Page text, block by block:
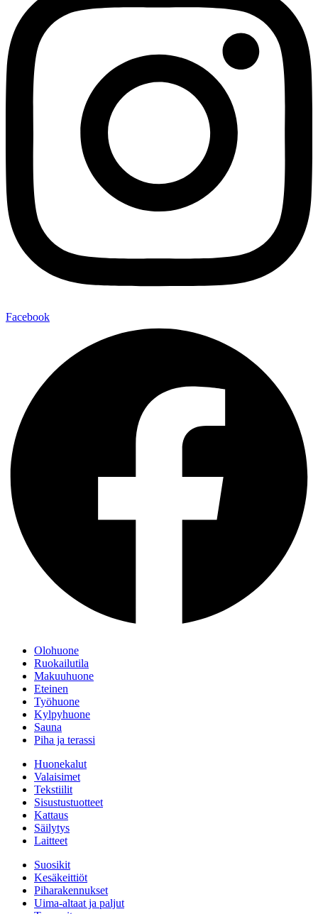
Facebook
Olohuone
Ruokailutila
Makuuhuone
Eteinen
Työhuone
Kylpyhuone
Sauna
Piha ja terassi
Huonekalut
Valaisimet
Tekstiilit
Sisustustuotteet
Kattaus
Säilytys
Laitteet
Suosikit
Kesäkeittiöt
Piharakennukset
Uima-altaat ja paljut